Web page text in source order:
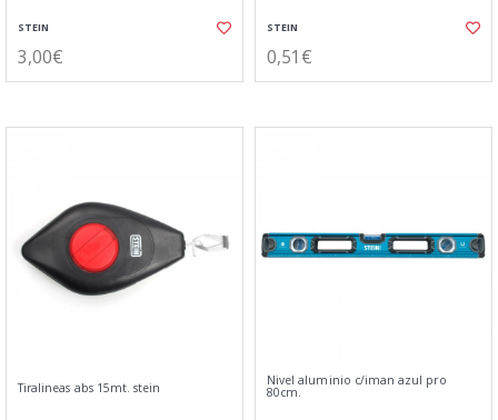
STEIN
3,00€
STEIN
0,51€
Tiralineas abs 15mt. stein Nivel aluminio c/iman azul pro
80cm.